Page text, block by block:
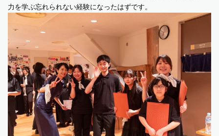
力を学ぶ忘れられない経験になったはずです。